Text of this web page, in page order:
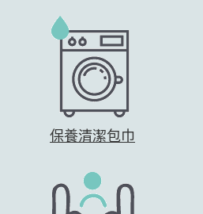
保養清潔包巾